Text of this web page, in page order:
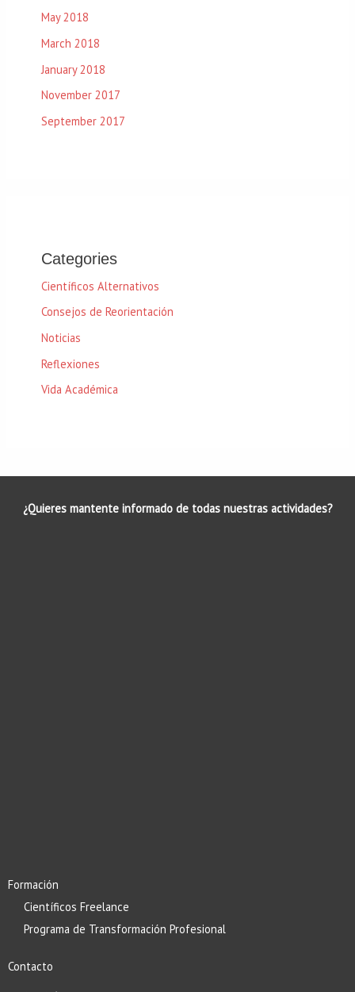
May 2018
March 2018
January 2018
November 2017
September 2017
Categories
Científicos Alternativos
Consejos de Reorientación
Noticias
Reflexiones
Vida Académica
¿Quieres mantente informado de todas nuestras actividades?
Formación
Científicos Freelance
Programa de Transformación Profesional
Contacto